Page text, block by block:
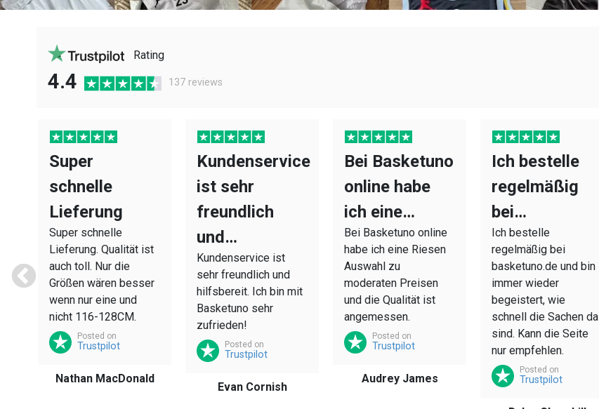
Rating
4.4 137 reviews
Super
schnelle
Lieferung
Super schnelle
Lieferung. Qualität ist
auch toll. Nur die
Größen wären besser
wenn nur eine und
nicht 116-128CM.
Posted on
Trustpilot
Nathan MacDonald
Kundenservice
ist sehr
freundlich
und…
Kundenservice ist
sehr freundlich und
hilfsbereit. Ich bin mit
Basketuno sehr
zufrieden!
Posted on
Trustpilot
Evan Cornish
Bei Basketuno
online habe
ich eine…
Bei Basketuno online
habe ich eine Riesen
Auswahl zu
moderaten Preisen
und die Qualität ist
angemessen.
Posted on
Trustpilot
Audrey James
Ich bestelle
regelmäßig
bei…
Ich bestelle
regelmäßig bei
basketuno.de und bin
immer wieder
begeistert, wie
schnell die Sachen da
sind. Kann die Seite
nur empfehlen.
Posted on
Trustpilot